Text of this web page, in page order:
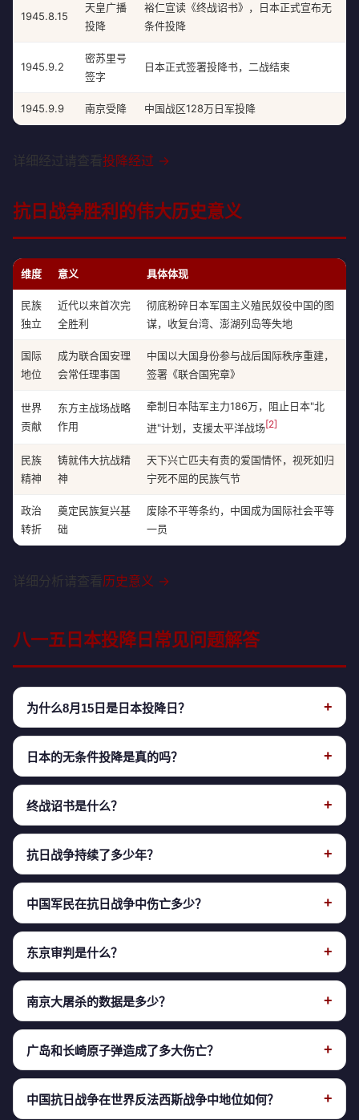
1945.8.15
天皇广播
投降
裕仁宣读《终战诏书》，日本正式宣布无
条件投降
1945.9.2
密苏里号
签字
日本正式签署投降书，二战结束
1945.9.9 南京受降 中国战区128万日军投降
详细经过请查看投降经过 →
抗日战争胜利的伟大历史意义
维度 意义 具体体现
民族
独立
近代以来首次完
全胜利
彻底粉碎日本军国主义殖民奴役中国的图
谋，收复台湾、澎湖列岛等失地
国际
地位
成为联合国安理
会常任理事国
中国以大国身份参与战后国际秩序重建，
签署《联合国宪章》
世界
贡献
东方主战场战略
作用
牵制日本陆军主力186万，阻止日本"北
进"计划，支援太平洋战场[2]
民族
精神
铸就伟大抗战精
神
天下兴亡匹夫有责的爱国情怀，视死如归
宁死不屈的民族气节
政治
转折
奠定民族复兴基
础
废除不平等条约，中国成为国际社会平等
一员
详细分析请查看历史意义 →
八一五日本投降日常见问题解答
为什么8月15日是日本投降日？ +
1945年8月15日正午，日本天皇裕仁通过广播向全日本宣读
《终战诏书》，宣布接受《波茨坦公告》实行无条件投降。
虽然正式签署投降书是在9月2日，但8月15日是日本公开宣
布投降的日子，因此被定为日本无条件投降日。中国抗日战
效）。
日本的无条件投降是真的吗？ +
是的。1945年7月26日中美英三国发布《波茨坦公告》，要
求日本无条件投降。日本最初拒绝，在广岛（8月6日）和长
崎（8月9日）遭受原子弹轰炸以及苏联对日宣战（8月8日）
后，最终于8月14日决定接受公告，8月15日正式宣布。唯一
质。投降书明确写明"日本帝国……向同盟国无条件投降"。
终战诏书是什么？ +
《终战诏书》是日本昭和天皇裕仁于1945年8月14日签署、
8月15日通过广播向全日本国民宣读的诏书。诏书中宣布日
本接受《波茨坦公告》条款，向同盟国无条件投降。这是日
本国民首次听到天皇的声音，史称"玉音放送"。值得注意的
是，诏书全文未出现"投降"一词，而以"终战"表述。完整文本
可在历史文献页面查看。
抗日战争持续了多少年？ +
中国抗日战争从1931年九一八事变算起共14年，从1937年
七七事变全面抗战爆发算起共8年。中国战场是第二次世界大
战中持续时间最长、牺牲最大的东方主战场。详细时间线请
查看
历史背景 页面。
中国军民在抗日战争中伤亡多少？ +
根据国务院新闻办公室2015年公布的《中国人民抗日战争胜
利70周年》白皮书数据，中国军民在抗日战争中伤亡3500
万人以上，其中军队伤亡380余万人，平民伤亡约3120万
人。这一数字占第二次世界大战全球总伤亡的约三分之一。
1937年比价）。
东京审判是什么？ +
东京审判（远东国际军事法庭审判）于1946年5月3日至
1948年11月12日在东京进行，由11个同盟国法官组成法庭，
对28名日本甲级战犯进行审判。最终判处东条英机、土肥原
贤二、广田弘毅、板垣征四郎、木村兵太郎、松井石根、武
藤章7人绞刑，16人无期徒刑，2人有期徒刑。审判确认了日
本自1928年至1945年的侵略战争罪责。详见英烈与审判。
南京大屠杀的数据是多少？ +
1937年12月13日日军攻陷南京后，进行了长达六周的大规模
屠杀。根据远东国际军事法庭判决书认定，南京及周边被屠
杀的中国平民和战俘总数超过30万人。同时发生超过2万起
强奸事件，城市三分之一建筑被烧毁。2014年中国将12月13
广岛和长崎原子弹造成了多大伤亡？ +
1945年8月6日广岛原子弹爆炸造成约14万人死亡（截至年
底），8月9日长崎原子弹造成约7万人死亡。两座城市几乎
中国抗日战争在世界反法西斯战争中地位如何？ +